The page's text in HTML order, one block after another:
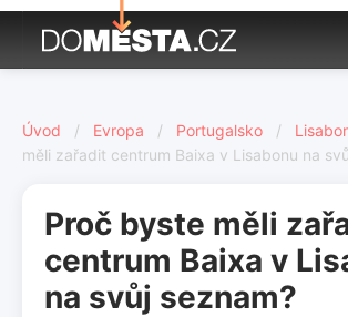
Úvod / Evropa / Portugalsko /
měli zařadit centrum Baixa v Lisabonu na
Proč byste měli
centrum Baixa v
na svůj seznam?